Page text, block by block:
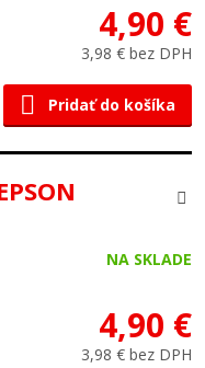
4,90 €
3,98 € bez DPH
Pridať do košíka
NA SKLADE
4,90 €
3,98 € bez DPH